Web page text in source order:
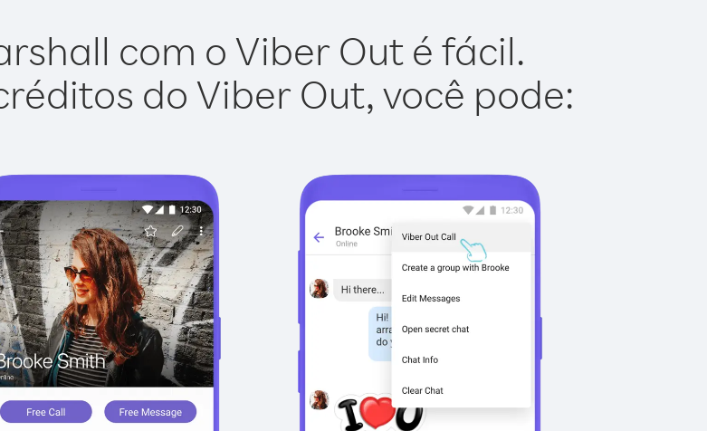
com o Viber Out é fácil.
do Viber Out, você pode: